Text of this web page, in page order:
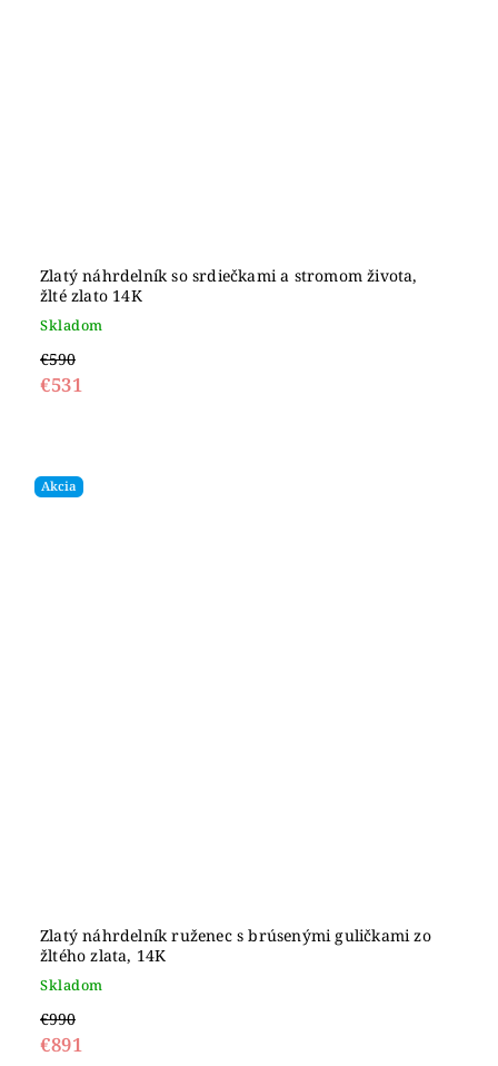
Zlatý náhrdelník so srdiečkami a stromom života,
žlté zlato 14K
Skladom
€590
€531
Akcia
Zlatý náhrdelník ruženec s brúsenými guličkami zo
žltého zlata, 14K
Skladom
€990
€891